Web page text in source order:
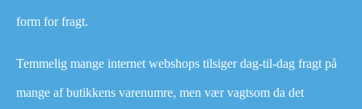
form for fragt.
Temmelig mange internet webshops tilsiger dag-til-dag fragt på
mange af butikkens varenumre, men vær vagtsom da det